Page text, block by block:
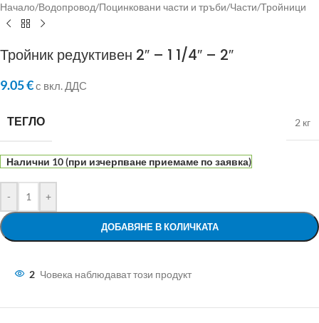
Начало/Водопровод/Поцинковани части и тръби/Части/Тройници
Тройник редуктивен 2″ – 1 1/4″ – 2″
9.05€с вкл. ДДС
ТЕГЛО 2 кг
Налични 10 (при изчерпване приемаме по заявка)
- +
ДОБАВЯНЕ В КОЛИЧКАТА
2 Човека наблюдават този продукт